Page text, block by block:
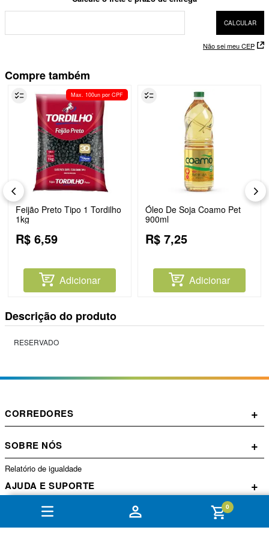
0
Não sei meu CEP
Compre também
Max. 100un por CPF
Feijão Preto Tipo 1 Tordilho
1kg
R$ 6,59
Adicionar
Óleo De Soja Coamo Pet
900ml
R$ 7,25
Adicionar
Descrição do produto
RESERVADO
CORREDORES +
SOBRE NÓS +
Relatório de igualdade
AJUDA E SUPORTE +